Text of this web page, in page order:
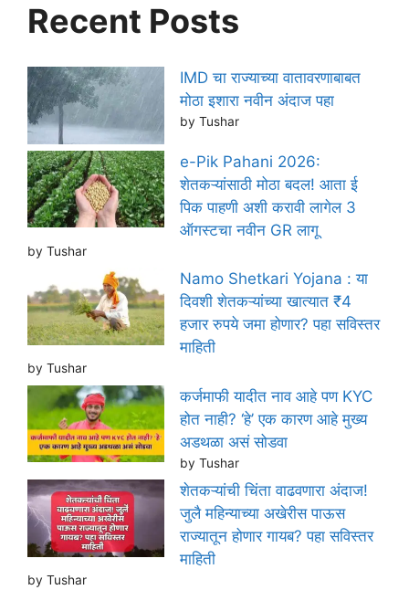
Recent Posts
IMD चा राज्याच्या वातावरणाबाबत
मोठा इशारा नवीन अंदाज पहा
by Tushar
e-Pik Pahani 2026:
शेतकऱ्यांसाठी मोठा बदल! आता ई
पिक पाहणी अशी करावी लागेल 3
ऑगस्टचा नवीन GR लागू
by Tushar
Namo Shetkari Yojana : या
दिवशी शेतकऱ्यांच्या खात्यात ₹4
हजार रुपये जमा होणार? पहा सविस्तर
माहिती
by Tushar
कर्जमाफी यादीत नाव आहे पण KYC
होत नाही? ‘हे’ एक कारण आहे मुख्य
अडथळा असं सोडवा
by Tushar
शेतकऱ्यांची चिंता वाढवणारा अंदाज!
जुलै महिन्याच्या अखेरीस पाऊस
राज्यातून होणार गायब? पहा सविस्तर
माहिती
by Tushar